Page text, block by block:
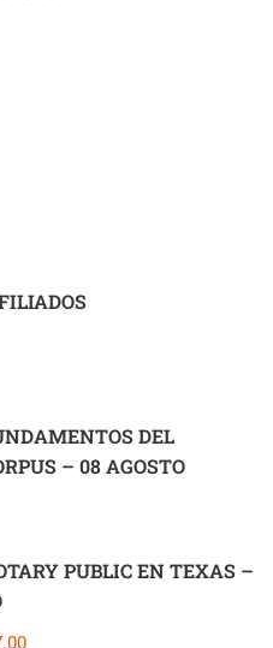
DEL
– 08 AGOSTO
PUBLIC EN TEXAS –